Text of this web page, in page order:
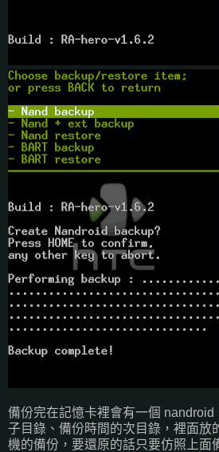
備份完在記憶卡裡會有一個
子目錄、備份時間的次目錄，裡面放
機的備份，要還原的話只要仿照上面